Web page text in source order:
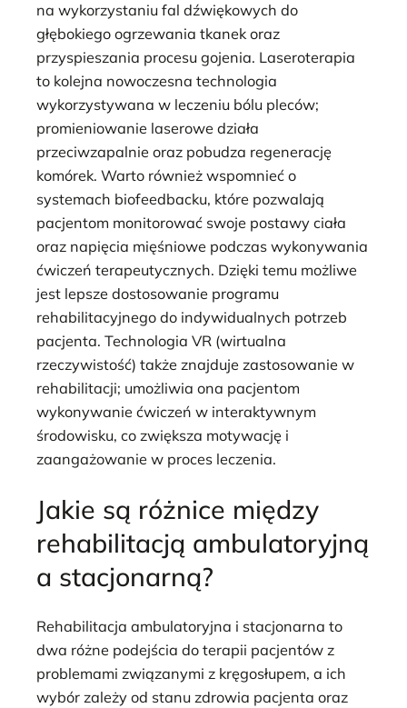
na wykorzystaniu fal dźwiękowych do
głębokiego ogrzewania tkanek oraz
przyspieszania procesu gojenia. Laseroterapia
to kolejna nowoczesna technologia
wykorzystywana w leczeniu bólu pleców;
promieniowanie laserowe działa
przeciwzapalnie oraz pobudza regenerację
komórek. Warto również wspomnieć o
systemach biofeedbacku, które pozwalają
pacjentom monitorować swoje postawy ciała
oraz napięcia mięśniowe podczas wykonywania
ćwiczeń terapeutycznych. Dzięki temu możliwe
jest lepsze dostosowanie programu
rehabilitacyjnego do indywidualnych potrzeb
pacjenta. Technologia VR (wirtualna
rzeczywistość) także znajduje zastosowanie w
rehabilitacji; umożliwia ona pacjentom
wykonywanie ćwiczeń w interaktywnym
środowisku, co zwiększa motywację i
zaangażowanie w proces leczenia.
Jakie są różnice między
rehabilitacją ambulatoryjną
a stacjonarną?
Rehabilitacja ambulatoryjna i stacjonarna to
dwa różne podejścia do terapii pacjentów z
problemami związanymi z kręgosłupem, a ich
wybór zależy od stanu zdrowia pacjenta oraz